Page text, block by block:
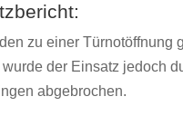
zu einer Türnotöffnung
der Einsatz jedoch
abgebrochen.